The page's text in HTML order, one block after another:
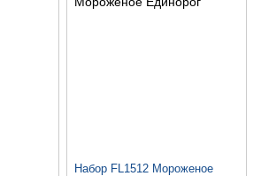
Набор FL1512 Мороженое